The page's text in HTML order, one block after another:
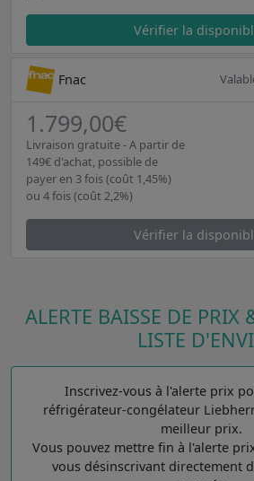
Vérifier la
Fnac
1.799,00€
Livraison gratuite - A partir de
149€ d'achat, possible de
payer en 3 fois (coût 1,45%)
ou 4 fois (coût 2,2%)
Vérifier la
ALERTE BAISSE DE PRIX
LISTE
Inscrivez-vous à l'alerte prix
réfrigérateur-congélateur Liebherr
meilleur prix.
Vous pouvez mettre fin à l'alerte
vous désinscrivant directement